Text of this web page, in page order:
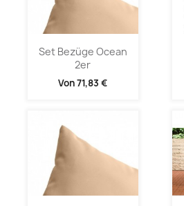
Set Bezüge Ocean
2er
Von71,83 €